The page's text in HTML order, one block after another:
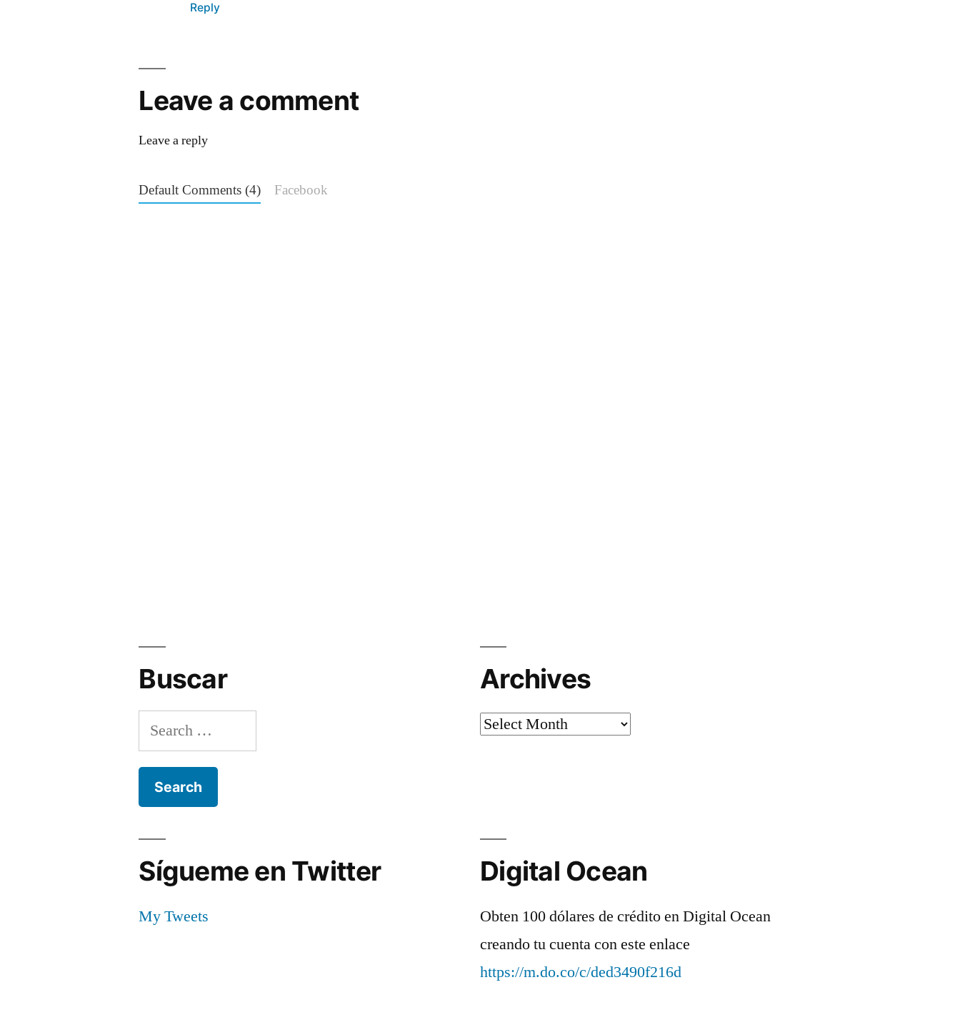
Reply
Leave a comment
Leave a reply
Default Comments (4) Facebook
Buscar
Search
for:
Archives
Archives
Sígueme en Twitter
My Tweets
Digital Ocean
Obten 100 dólares de crédito en Digital Ocean
creando tu cuenta con este enlace
https://m.do.co/c/ded3490f216d